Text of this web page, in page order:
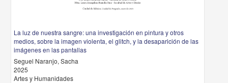
La luz de nuestra sangre: una investigación en pintura y otros
medios, sobre la imagen violenta, el glitch, y la desaparición de las
imágenes en las pantallas
Seguel Naranjo, Sacha
2025
Artes y Humanidades